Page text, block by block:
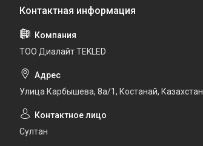
ТОО Диалайт TEKLED
Улица Карбышева, 8а/1, Костанай, Казахстан
Султан